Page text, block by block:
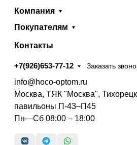
Компания
Покупателям
Контакты
+7(926)653-77-12 Заказать
info@hoco-optom.ru
Москва, ТЯК "Москва",
павильоны П-43–П45
Пн—Сб 08:00 – 18:00